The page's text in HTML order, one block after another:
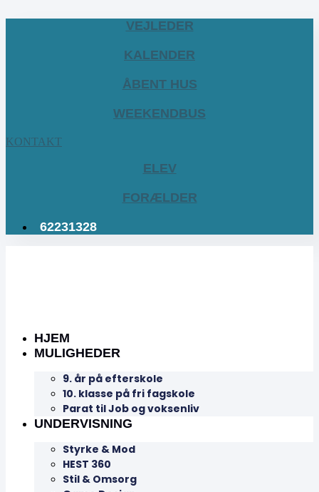
VEJLEDER
KALENDER
ÅBENT HUS
WEEKENDBUS
KONTAKT
ELEV
FORÆLDER
62231328
HJEM
MULIGHEDER
9. år på efterskole
10. klasse på fri fagskole
Parat til Job og voksenliv
UNDERVISNING
Styrke & Mod
HEST 360
Stil & Omsorg